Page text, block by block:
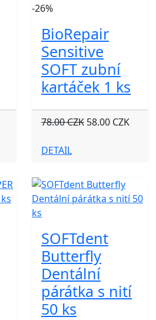
-26%
BioRepair
Sensitive
SOFT zubní
kartáček 1 ks
78.00 CZK 58.00 CZK
DETAIL
SOFTdent
Butterfly
Dentální
párátka s nití
50 ks